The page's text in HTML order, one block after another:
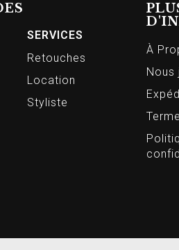
SERVICES
Retouches
Location
Styliste
À
Nous